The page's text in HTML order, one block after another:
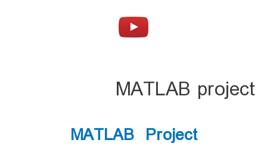
MATLAB project
MATLAB Project